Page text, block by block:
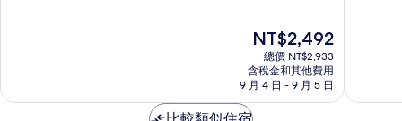
權
了，
現
價
格
為
NT$2,492
NT$2,492
總價 NT$2,933
含稅金和其他費用
9 月 4 日 - 9 月 5 日
了，